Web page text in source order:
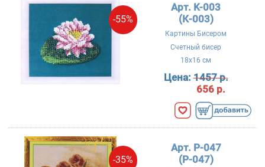
-55%
Арт. K-003
(К-003)
Картины Бисером
Счетный бисер
18x16 см
Цена:1457 р.
656 р.
-35%
Арт. P-047
(Р-047)